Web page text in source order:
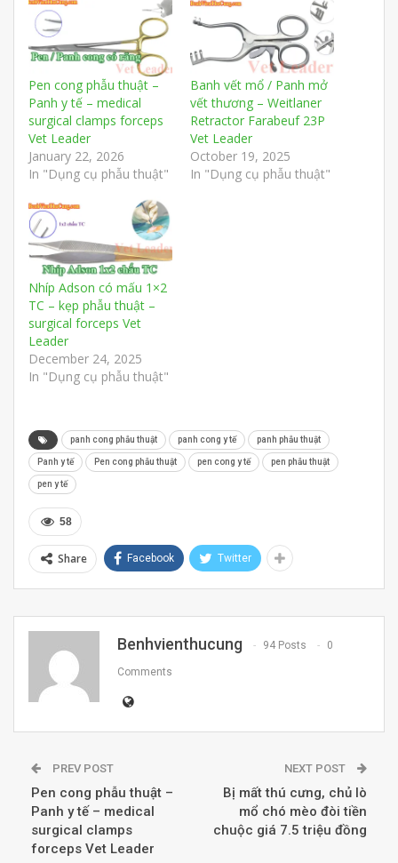
Pen cong phẫu thuật –
Panh y tế – medical
surgical clamps forceps
Vet Leader
January 22, 2026
In "Dụng cụ phẫu thuật"
Banh vết mổ / Panh mở
vết thương – Weitlaner
Retractor Farabeuf 23P
Vet Leader
October 19, 2025
In "Dụng cụ phẫu thuật"
Nhíp Adson có mấu 1×2
TC – kẹp phẫu thuật –
surgical forceps Vet
Leader
December 24, 2025
In "Dụng cụ phẫu thuật"
panh cong phẫu thuật panh cong y tế panh phẫu thuật
Panh y tế Pen cong phẫu thuật pen cong y tế pen phẫu thuật
pen y tế
58
Share Facebook Twitter
Benhvienthucung 94 Posts 0
Comments
PREV POST
Pen cong phẫu thuật –
Panh y tế – medical
surgical clamps
forceps Vet Leader
NEXT POST
Bị mất thú cưng, chủ lò
mổ chó mèo đòi tiền
chuộc giá 7.5 triệu đồng